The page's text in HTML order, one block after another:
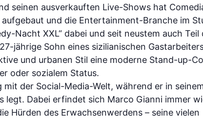
seinen ausverkauften Live-Shows hat
und die Entertainment-Branche im
Nacht XXL“ dabei und seit neustem auch Teil
jährige Sohn eines sizilianischen
und urbanen Stil eine moderne Stand-up-
oder sozialem Status.
der Social-Media-Welt, während er in
legt. Dabei erfindet sich Marco Gianni immer
Hürden des Erwachsenwerdens – seine vielen